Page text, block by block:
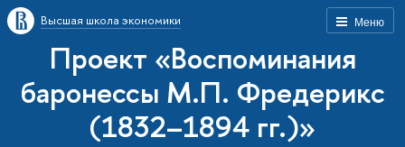
Меню
Высшая школа экономики
Проект «Воспоминания
баронессы М.П. Фредерикс
(1832–1894 гг.)»